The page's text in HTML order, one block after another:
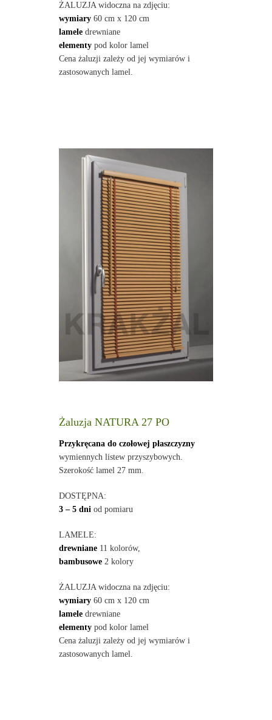
ŻALUZJA widoczna na zdjęciu:
wymiary60 cm x 120 cm
lameledrewniane
elementypod kolor lamel
Cena żaluzji zależy od jej wymiarów i
zastosowanych lamel.
Żaluzja NATURA 27 PO
Przykręcana do czołowej płaszczyzny
wymiennych listew przyszybowych.
Szerokość lamel 27 mm.
DOSTĘPNA:
3 – 5 dni od pomiaru
LAMELE:
drewniane11 kolorów,
bambusowe2 kolory
ŻALUZJA widoczna na zdjęciu:
wymiary60 cm x 120 cm
lameledrewniane
elementypod kolor lamel
Cena żaluzji zależy od jej wymiarów i
zastosowanych lamel.